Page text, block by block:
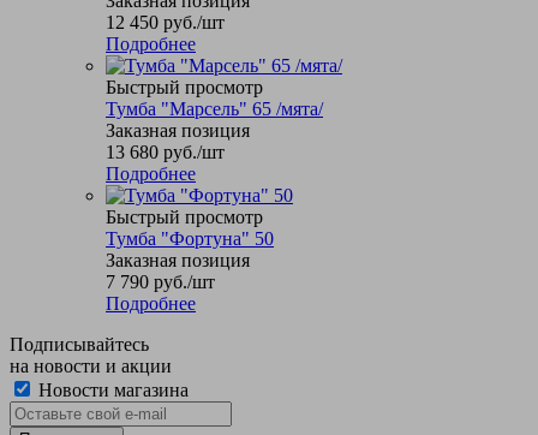
12 450 руб./шт
Подробнее
Быстрый просмотр
Тумба "Марсель" 65 /мята/
Заказная позиция
13 680 руб./шт
Подробнее
Быстрый просмотр
Тумба "Фортуна" 50
Заказная позиция
7 790 руб./шт
Подробнее
Подписывайтесь
на новости и акции
Новости магазина